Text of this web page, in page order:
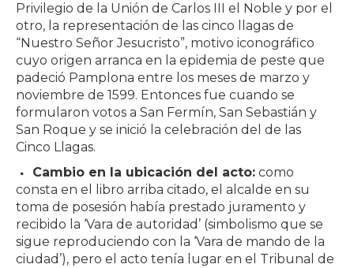
Privilegio de la Unión de Carlos III el Noble y por el
otro, la representación de las cinco llagas de
“Nuestro Señor Jesucristo”, motivo iconográfico
cuyo origen arranca en la epidemia de peste que
padeció Pamplona entre los meses de marzo y
noviembre de 1599. Entonces fue cuando se
formularon votos a San Fermín, San Sebastián y
San Roque y se inició la celebración del de las
Cinco Llagas.
Cambio en la ubicación del acto: como
consta en el libro arriba citado, el alcalde en su
toma de posesión había prestado juramento y
recibido la ‘Vara de autoridad’ (simbolismo que se
sigue reproduciendo con la ‘Vara de mando de la
ciudad’), pero el acto tenía lugar en el Tribunal de